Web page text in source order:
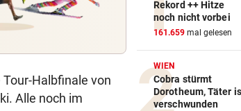
Halbfinale von
Alle noch im
Rekord ++ Hitze
noch nicht vorbei
161.659 mal gelesen
WIEN
Cobra stürmt
Dorotheum, Täter
verschwunden
Action-Cam
ZUM VERGLEICH